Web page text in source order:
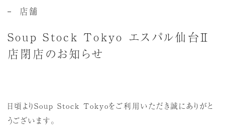
店舗
Soup Stock Tokyo エスパル仙台Ⅱ
店閉店のお知らせ
日頃よりSoup Stock Tokyoをご利用いただき誠にありがと
うございます。